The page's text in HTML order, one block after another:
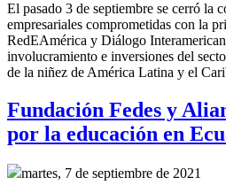
El pasado 3 de septiembre se cerró la
empresariales comprometidas con la
RedEAmérica y Diálogo
involucramiento e inversiones del
de la niñez de América Latina y el
Fundación Fedes y
por la educación en
martes, 7 de septiembre de 2021